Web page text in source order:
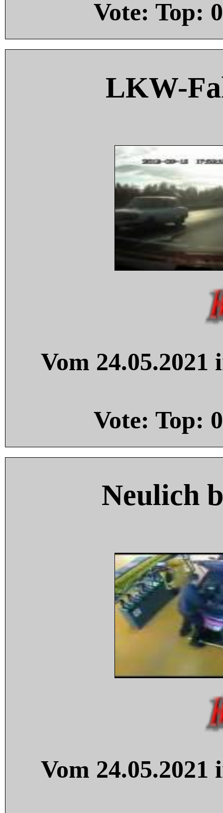
Vote: Top: 0
LKW-
Vom
Vote: Top: 0
Neulich
Vom